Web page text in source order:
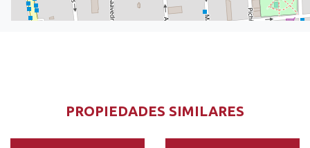
PROPIEDADES SIMILARES